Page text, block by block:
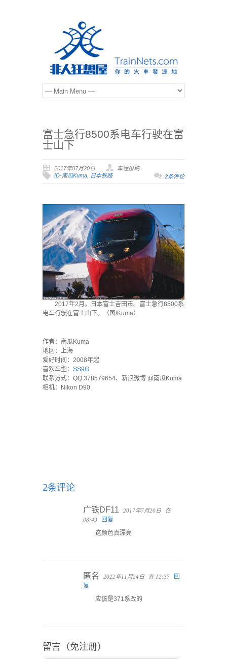
富士急行8500系电车行驶在富
士山下
2017年07月20日
车迷投稿
ID-南瓜Kuma, 日本铁路 2条评论
2017年2月。日本富士吉田市。富士急行8500系
电车行驶在富士山下。（图/Kuma）
作者：南瓜Kuma
地区：上海
爱好时间：2008年起
喜欢车型： SS9G
联系方式：QQ 378579654、新浪微博 @南瓜Kuma
相机：Nikon D90
2条评论
广铁DF11 2017年7月20日
在
08:49
回复
这颜色真漂亮
匿名 2022年11月24日 在 12:37
回
复
应该是371系改的
留言（免注册）